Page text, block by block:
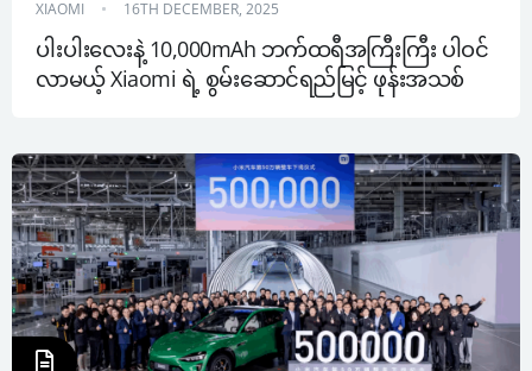
XIAOMI 16TH DECEMBER, 2025
ပါးပါးလေးနဲ့ 10,000mAh ဘက်ထရီအကြီးကြီး ပါဝင်
လာမယ့် Xiaomi ရဲ့ စွမ်းဆောင်ရည်မြင့် ဖုန်းအသစ်